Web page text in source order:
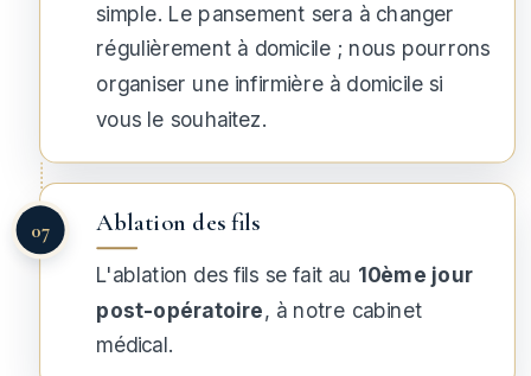
simple. Le pansement sera à changer
régulièrement à domicile ; nous pourrons
organiser une infirmière à domicile si
vous le souhaitez.
Ablation des fils
L'ablation des fils se fait au 10ème jour
post-opératoire, à notre cabinet
médical.